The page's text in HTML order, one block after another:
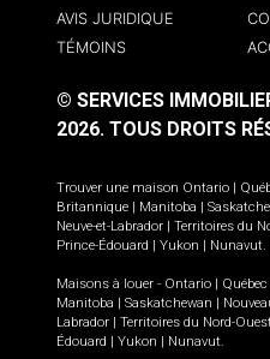
AVIS JURIDIQUE
TÉMOINS
© SERVICES
2026. TOUS DROITS
Trouver une maison Ontario |
Britannique | Manitoba |
Neuve-et-Labrador | Territoires du
Prince-Édouard | Yukon | Nunavut
Maisons à louer - Ontario | Québec
Manitoba | Saskatchewan |
Labrador | Territoires du Nord-Ouest
Édouard | Yukon | Nunavut